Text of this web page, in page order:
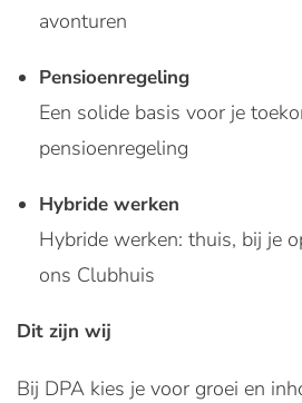
avonturen
Pensioenregeling
Een solide basis voor je
pensioenregeling
Hybride werken
Hybride werken: thuis, bij je
ons Clubhuis
Dit zijn wij
Bij DPA kies je voor groei en